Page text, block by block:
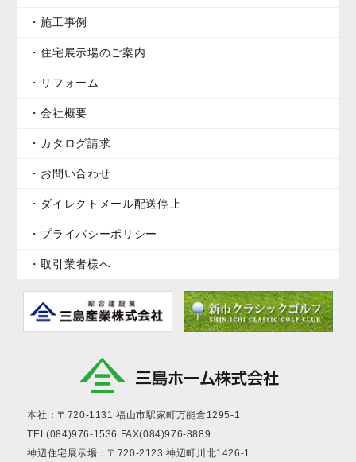
施工事例
住宅展示場のご案内
リフォーム
会社概要
カタログ請求
お問い合わせ
ダイレクトメール配送停止
プライバシーポリシー
取引業者様へ
本社：〒720-1131福山市駅家町万能倉1295-1
TEL(084)976-1536 FAX(084)976-8889
神辺住宅展示場：〒720-2123神辺町川北1426-1